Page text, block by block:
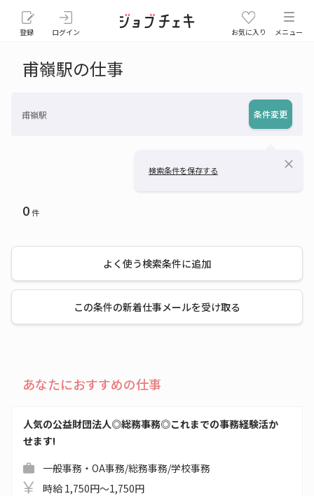
登録 ログイン お気に入り メニュー
甫嶺駅の仕事
甫嶺駅 条件変更
検索条件を保存する close
0件
よく使う検索条件に追加
この条件の新着仕事メールを受け取る
あなたにおすすめの仕事
人気の公益財団法人◎総務事務◎これまでの事務経験活か
せます!
一般事務・OA事務/総務事務/学校事務
時給 1,750円～1,750円